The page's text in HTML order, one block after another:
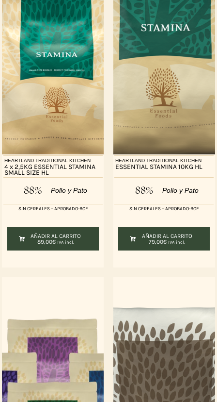
HEARTLAND TRADITIONAL KITCHEN
4 x 2,5KG ESSENTIAL STAMINA
SMALL SIZE HL
88% Pollo y Pato
SIN CEREALES – APROBADO-BOF
AÑADIR AL CARRITO
89,00€ IVA incl.
HEARTLAND TRADITIONAL KITCHEN
ESSENTIAL STAMINA 10KG HL
88% Pollo y Pato
SIN CEREALES – APROBADO-BOF
AÑADIR AL CARRITO
79,00€ IVA incl.